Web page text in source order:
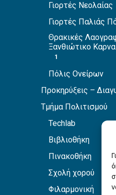
Γιορτές Νεολαίας
Γιορτές Παλιάς
Θρακικές
Ξανθιώτικο
1
Πόλις Ονείρων
Προκηρύξεις –
Τμήμα Πολιτισμού
Techlab
Βιβλιοθήκη
Πινακοθήκη
Σχολή χορού
Φιλαρμονική